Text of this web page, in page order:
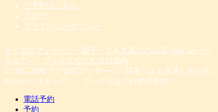
ご予約はこちら
ブログ
プライバシーポリシー
タイ古式マッサージ・脱毛・よもぎ蒸しのお店 | ReCure～リ
キュア～ ブックスなにわ古川店内
© 2021-2026 タイ古式マッサージ・脱毛・よもぎ蒸しのお店 |
ReCure～リキュア～ ブックスなにわ古川店内 .
電話予約
予約